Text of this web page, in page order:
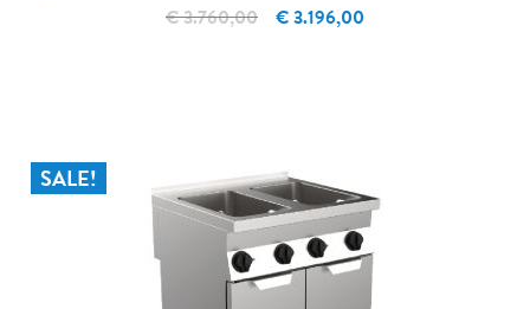
€ 3.196,00
€ 3.760,00
SALE!